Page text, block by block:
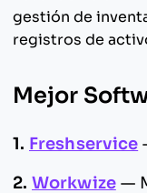
gestión de
registros de
Mejor
1. Freshservice
2. Workwize —